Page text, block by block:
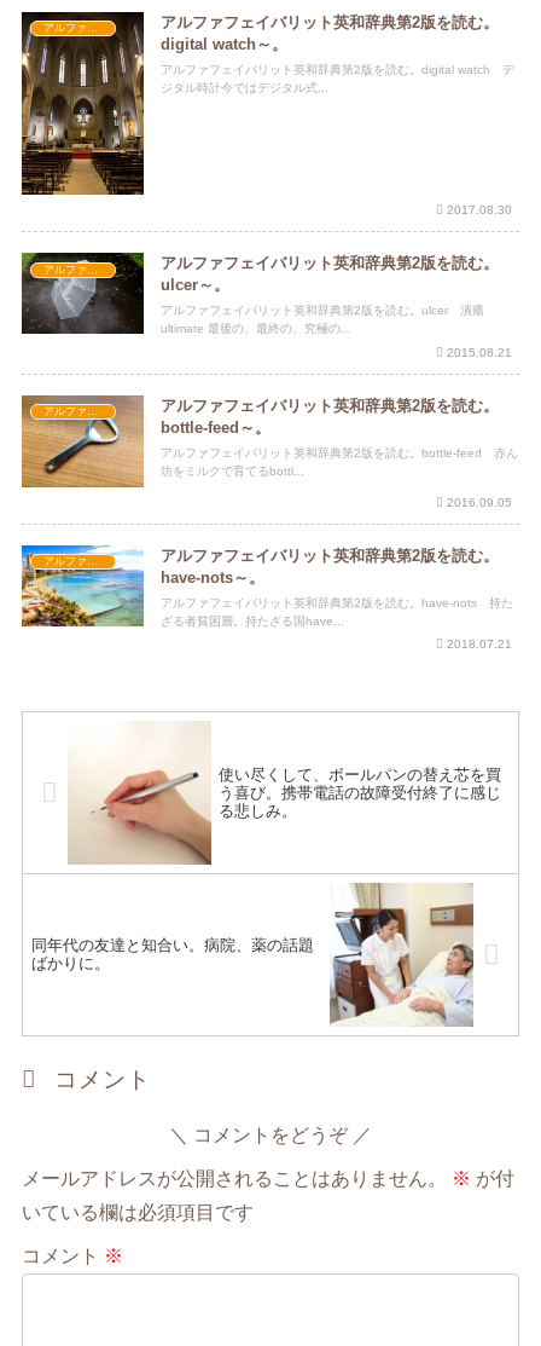
アルファフェイバリット英和辞典第2版
アルファフェイバリット英和辞典第2版を読む。
digital watch～。
アルファフェイバリット英和辞典第2版を読む。digital watch デ
ジタル時計今ではデジタル式...
2017.08.30
アルファフェイバリット英和辞典第2版を読む。
ulcer～。
アルファフェイバリット英和辞典第2版を読む。ulcer 潰瘍
ultimate 最後の、最終の、究極の...
2015.08.21
アルファフェイバリット英和辞典第2版
アルファフェイバリット英和辞典第2版を読む。
bottle-feed～。
アルファフェイバリット英和辞典第2版を読む。bottle-feed 赤ん
坊をミルクで育てるbottl...
2016.09.05
アルファフェイバリット英和辞典第2版
アルファフェイバリット英和辞典第2版を読む。
have-nots～。
アルファフェイバリット英和辞典第2版を読む。have-nots 持た
ざる者貧困層。持たざる国have...
2018.07.21
使い尽くして、ボールパンの替え芯を買
う喜び。携帯電話の故障受付終了に感じ
る悲しみ。
同年代の友達と知合い。病院、薬の話題
ばかりに。
コメント
コメントをどうぞ
メールアドレスが公開されることはありません。 ※ が付
いている欄は必須項目です
コメント ※